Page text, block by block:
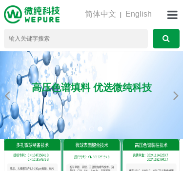
简体中文 English
高压色谱填料 优选微纯科技
关于微纯科技